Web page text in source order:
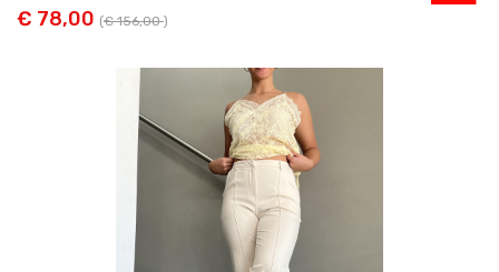
€ 78,00 (€ 156,00)